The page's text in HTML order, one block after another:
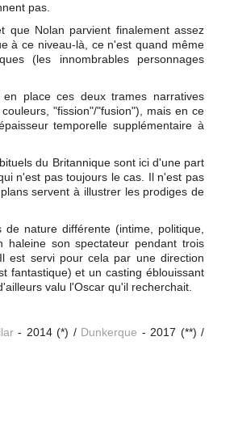
pas.
que Nolan parvient finalement assez
à ce niveau-là, ce n'est quand même
(les innombrables personnages
place ces deux trames narratives
"fission"/"fusion"), mais en ce
temporelle supplémentaire à
du Britannique sont ici d'une part
n'est pas toujours le cas. Il n'est pas
servent à illustrer les prodiges de
nature différente (intime, politique,
haleine son spectateur pendant trois
est servi pour cela par une direction
fantastique) et un casting éblouissant
valu l'Oscar qu'il recherchait.
- 2014 (*) / Dunkerque - 2017 (**) /